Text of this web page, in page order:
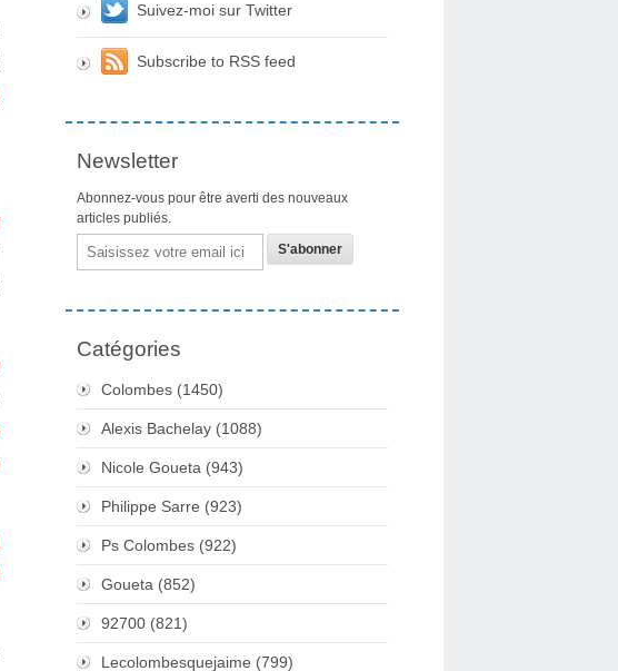
Suivez-moi sur Twitter
Subscribe to RSS feed
Newsletter
Abonnez-vous pour être averti des nouveaux
articles publiés.
Email
Catégories
Colombes (1450)
Alexis Bachelay (1088)
Nicole Goueta (943)
Philippe Sarre (923)
Ps Colombes (922)
Goueta (852)
92700 (821)
Lecolombesquejaime (799)